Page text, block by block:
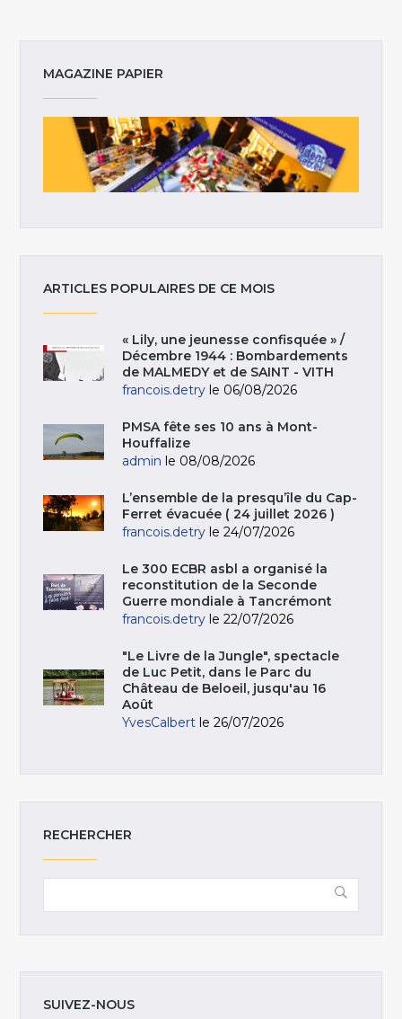
MAGAZINE PAPIER
ARTICLES POPULAIRES DE CE MOIS
« Lily, une jeunesse confisquée » /
Décembre 1944 : Bombardements
de MALMEDY et de SAINT - VITH
francois.detry le 06/08/2026
PMSA fête ses 10 ans à Mont-
Houffalize
admin le 08/08/2026
L’ensemble de la presqu’île du Cap-
Ferret évacuée ( 24 juillet 2026 )
francois.detry le 24/07/2026
Le 300 ECBR asbl a organisé la
reconstitution de la Seconde
Guerre mondiale à Tancrémont
francois.detry le 22/07/2026
"Le Livre de la Jungle", spectacle
de Luc Petit, dans le Parc du
Château de Beloeil, jusqu'au 16
Août
YvesCalbert le 26/07/2026
RECHERCHER
SUIVEZ-NOUS